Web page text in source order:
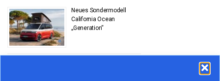
Neues Sondermodell
California Ocean
„Generation“